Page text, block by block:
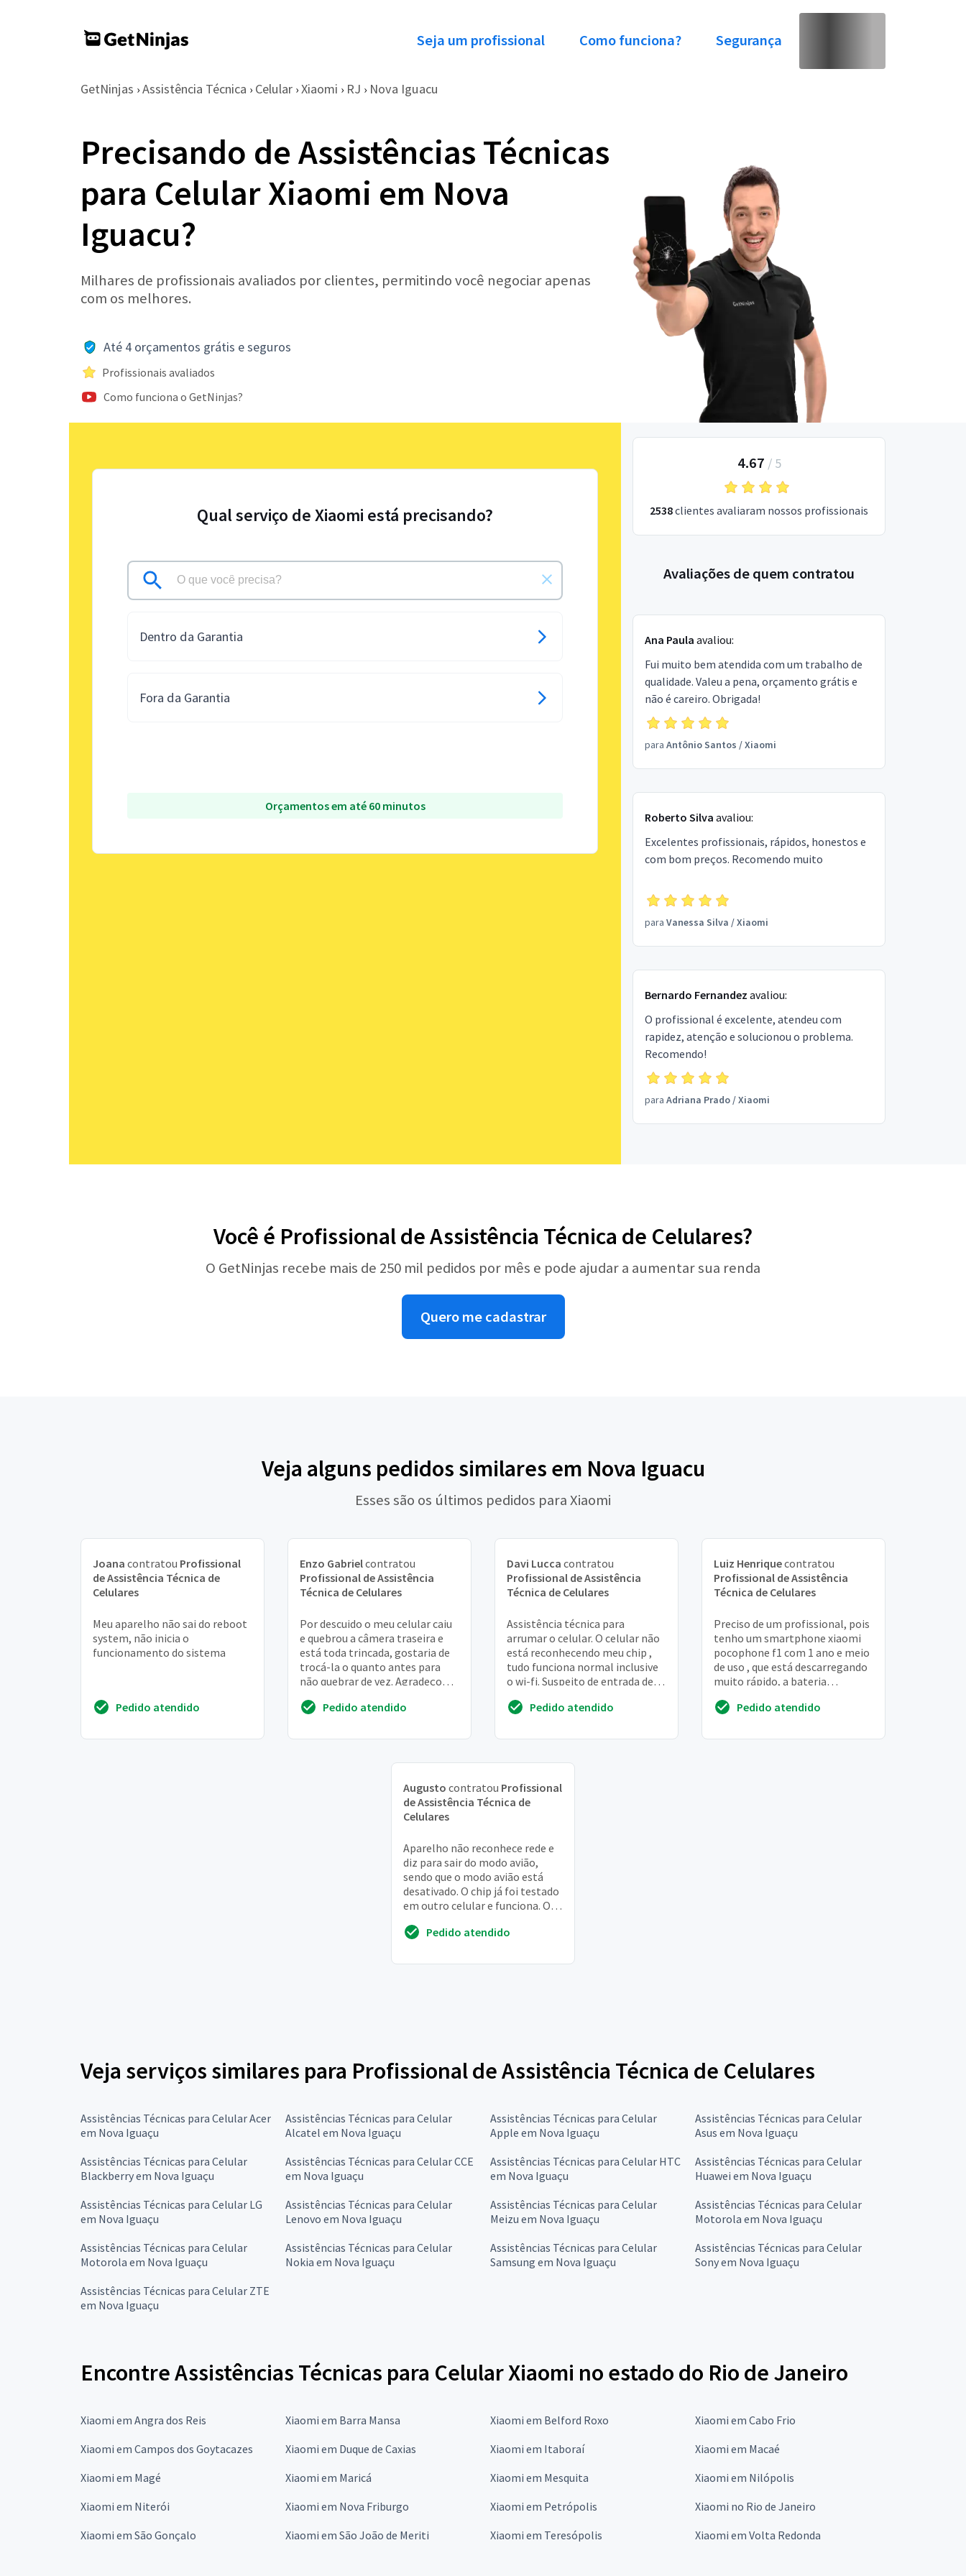
Seja um profissional Como funciona? Segurança
GetNinjas › Assistência Técnica › Celular › Xiaomi › RJ › Nova Iguacu
Precisando de Assistências Técnicas
para Celular Xiaomi em Nova
Iguacu?
Milhares de profissionais avaliados por clientes, permitindo você negociar apenas
com os melhores.
Até 4 orçamentos grátis e seguros
Profissionais avaliados
Como funciona o GetNinjas?
Qual serviço de Xiaomi está precisando?
Dentro da Garantia
Fora da Garantia
Orçamentos em até 60 minutos
4.67 / 5
2538clientes avaliaram nossos profissionais
Avaliações de quem contratou
Ana Paula avaliou:
Fui muito bem atendida com um trabalho de
qualidade. Valeu a pena, orçamento grátis e
não é careiro. Obrigada!
para Antônio Santos /Xiaomi
Roberto Silva avaliou:
Excelentes profissionais, rápidos, honestos e
com bom preços. Recomendo muito
para Vanessa Silva /Xiaomi
Bernardo Fernandez avaliou:
O profissional é excelente, atendeu com
rapidez, atenção e solucionou o problema.
Recomendo!
para Adriana Prado/Xiaomi
Você é Profissional de Assistência Técnica de Celulares?
O GetNinjas recebe mais de 250 mil pedidos por mês e pode ajudar a aumentar sua renda
Quero me cadastrar
Veja alguns pedidos similares em Nova Iguacu
Esses são os últimos pedidos para Xiaomi
Joana contratou Profissional
de Assistência Técnica de
Celulares
Meu aparelho não sai do reboot
system, não inicia o
funcionamento do sistema
Pedido atendido
Enzo Gabrielcontratou
Profissional de Assistência
Técnica de Celulares
Por descuido o meu celular caiu
e quebrou a câmera traseira e
está toda trincada, gostaria de
trocá-la o quanto antes para
não quebrar de vez. Agradeço
Pedido atendido
Davi Lucca contratou
Profissional de Assistência
Técnica de Celulares
Assistência técnica para
arrumar o celular. O celular não
está reconhecendo meu chip ,
tudo funciona normal inclusive
o wi-fi. Suspeito de entrada de
Pedido atendido
Luiz Henriquecontratou
Profissional de Assistência
Técnica de Celulares
Preciso de um profissional, pois
tenho um smartphone xiaomi
pocophone f1 com 1 ano e meio
de uso , que está descarregando
muito rápido, a bateria
segurando
Pedido atendido
Augusto contratou Profissional
de Assistência Técnica de
Celulares
Aparelho não reconhece rede e
diz para sair do modo avião,
sendo que o modo avião está
desativado. O chip já foi testado
em outro celular e funciona. O
atualização ...
Pedido atendido
Veja serviços similares para Profissional de Assistência Técnica de Celulares
Assistências Técnicas para Celular Acer
em Nova Iguaçu
Assistências Técnicas para Celular
Alcatel em Nova Iguaçu
Assistências Técnicas para Celular
Apple em Nova Iguaçu
Assistências Técnicas para Celular
Asus em Nova Iguaçu
Assistências Técnicas para Celular
Blackberry em Nova Iguaçu
Assistências Técnicas para Celular CCE
em Nova Iguaçu
Assistências Técnicas para Celular HTC
em Nova Iguaçu
Assistências Técnicas para Celular
Huawei em Nova Iguaçu
Assistências Técnicas para Celular LG
em Nova Iguaçu
Assistências Técnicas para Celular
Lenovo em Nova Iguaçu
Assistências Técnicas para Celular
Meizu em Nova Iguaçu
Assistências Técnicas para Celular
Motorola em Nova Iguaçu
Assistências Técnicas para Celular
Motorola em Nova Iguaçu
Assistências Técnicas para Celular
Nokia em Nova Iguaçu
Assistências Técnicas para Celular
Samsung em Nova Iguaçu
Assistências Técnicas para Celular
Sony em Nova Iguaçu
Assistências Técnicas para Celular ZTE
em Nova Iguaçu
Encontre Assistências Técnicas para Celular Xiaomi no estado do Rio de Janeiro
Xiaomi em Angra dos Reis Xiaomi em Barra Mansa Xiaomi em Belford Roxo
Xiaomi em Cabo Frio
Xiaomi em Campos dos Goytacazes
Xiaomi em Duque de Caxias Xiaomi em Itaboraí
Xiaomi em Macaé
Xiaomi em Magé
Xiaomi em Maricá Xiaomi em Mesquita
Xiaomi em Nilópolis
Xiaomi em Niterói
Xiaomi em Nova Friburgo Xiaomi em Petrópolis
Xiaomi no Rio de Janeiro
Xiaomi em São Gonçalo
Xiaomi em São João de Meriti Xiaomi em Teresópolis Xiaomi em Volta Redonda